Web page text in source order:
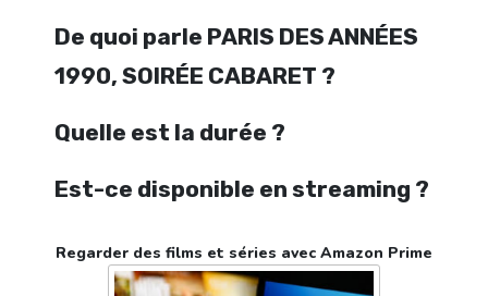
De quoi parle PARIS DES ANNÉES
1990, SOIRÉE CABARET ?
Quelle est la durée ?
Est-ce disponible en streaming ?
Regarder des films et séries avec Amazon Prime